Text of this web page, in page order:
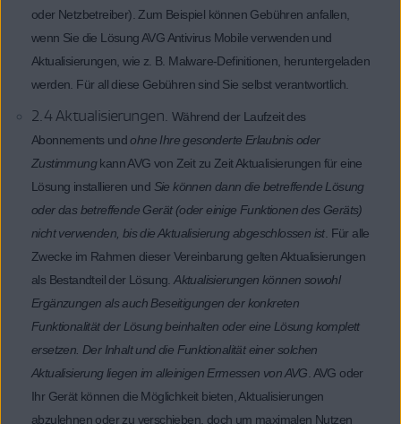
oder Netzbetreiber). Zum Beispiel können Gebühren anfallen,
wenn Sie die Lösung AVG Antivirus Mobile verwenden und
Aktualisierungen, wie z. B. Malware-Definitionen, heruntergeladen
werden. Für all diese Gebühren sind Sie selbst verantwortlich.
2.4 Aktualisierungen. Während der Laufzeit des
Abonnements undohne Ihre gesonderte Erlaubnis oder
Zustimmungkann AVG von Zeit zu Zeit Aktualisierungen für eine
Lösung installieren und Sie können dann die betreffende Lösung
oder das betreffende Gerät (oder einige Funktionen des Geräts)
nicht verwenden, bis die Aktualisierung abgeschlossen ist. Für alle
Zwecke im Rahmen dieser Vereinbarung gelten Aktualisierungen
als Bestandteil der Lösung.Aktualisierungen können sowohl
Ergänzungen als auch Beseitigungen der konkreten
Funktionalität der Lösung beinhalten oder eine Lösung komplett
ersetzen. Der Inhalt und die Funktionalität einer solchen
Aktualisierung liegen im alleinigen Ermessen von AVG . AVG oder
Ihr Gerät können die Möglichkeit bieten, Aktualisierungen
abzulehnen oder zu verschieben, doch um maximalen Nutzen